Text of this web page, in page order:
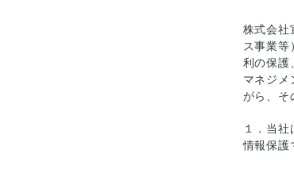
株式会社
ス事業
利の保護
マネジ
がら、そ
１．当
情報保護